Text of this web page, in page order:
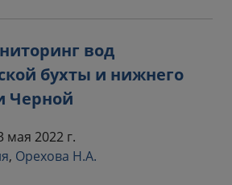
вод
бухты и нижнего
Черной
мая 2022 г.
, Орехова Н.А.